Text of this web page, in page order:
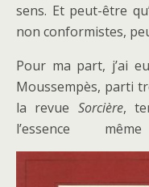
sens. Et peut-être
non conformistes,
Pour ma part, j’ai
Moussempès, parti
la revue Sorcière,
l’essence